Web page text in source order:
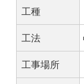
工種
工法
工事場所